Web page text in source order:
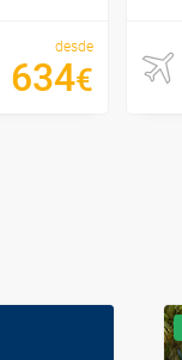
desde
634€